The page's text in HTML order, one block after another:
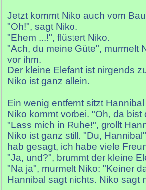
Jetzt kommt Niko auch vom
"Oh!", sagt Niko.
"Ehem ...!", flüstert Niko.
"Ach, du meine Güte", murmelt
vor ihm.
Der kleine Elefant ist nirgends
Niko ist ganz allein.
Ein wenig entfernt sitzt
Niko kommt vorbei. "Oh, da
"Lass mich in Ruhe!", grollt
Niko ist ganz still. "Du,
hab gesagt, ich habe viele
"Ja, und?", brummt der kleine
"Na ja", murmelt Niko: "Keiner
Hannibal sagt nichts. Niko sagt